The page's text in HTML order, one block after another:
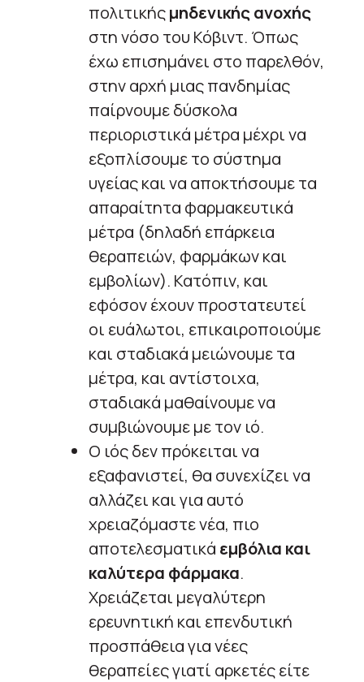
πολιτικήςμηδενικής ανοχής
στη νόσο του Κόβιντ. Όπως
έχω επισημάνει στο παρελθόν,
στην αρχή μιας πανδημίας
παίρνουμε δύσκολα
περιοριστικά μέτρα μέχρι να
εξοπλίσουμε το σύστημα
υγείας και να αποκτήσουμε τα
απαραίτητα φαρμακευτικά
μέτρα (δηλαδή επάρκεια
θεραπειών, φαρμάκων και
εμβολίων). Κατόπιν, και
εφόσον έχουν προστατευτεί
οι ευάλωτοι, επικαιροποιούμε
και σταδιακά μειώνουμε τα
μέτρα, και αντίστοιχα,
σταδιακά μαθαίνουμε να
συμβιώνουμε με τον ιό.
Ο ιός δεν πρόκειται να
εξαφανιστεί, θα συνεχίζει να
αλλάζει και για αυτό
χρειαζόμαστε νέα, πιο
αποτελεσματικά εμβόλια και
καλύτερα φάρμακα.
Χρειάζεται μεγαλύτερη
ερευνητική και επενδυτική
προσπάθεια για νέες
θεραπείες γιατί αρκετές είτε